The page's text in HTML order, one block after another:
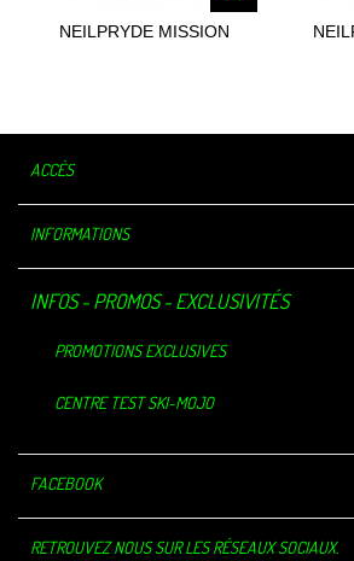
NEILPRYDE MISSION
ACCÈS
INFORMATIONS
INFOS - PROMOS - EXCLUSIVITÉS
PROMOTIONS EXCLUSIVES
CENTRE TEST SKI-MOJO
FACEBOOK
RETROUVEZ NOUS SUR LES RÉSEAUX SOCIAUX.